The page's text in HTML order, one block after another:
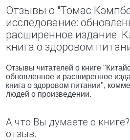
Отзывы о "Томас
исследование:
расширенное издание.
книга о здоровом
Отзывы читателей о книге
обновленное и расширенное
книга о здоровом питании",
людей о произведении.
А что Вы думаете о
отзыв.